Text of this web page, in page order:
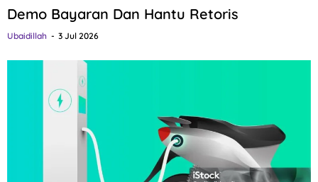
Demo Bayaran Dan Hantu Retoris
Ubaidillah 3 Jul 2026